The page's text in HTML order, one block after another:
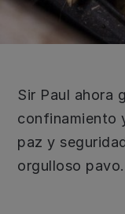
Sir Paul ahora
confinamiento
paz y
orgulloso pavo.